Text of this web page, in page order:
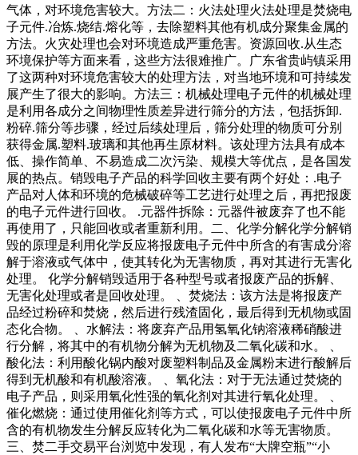
气体，对环境危害较大。方法二：火法处理火法处理是焚烧电
子元件.冶炼.烧结.熔化等，去除塑料其他有机成分聚集金属的
方法。火灾处理也会对环境造成严重危害。资源回收.从生态
环境保护等方面来看，这些方法很难推广。广东省贵屿镇采用
了这两种对环境危害较大的处理方法，对当地环境和可持续发
展产生了很大的影响。方法三：机械处理电子元件的机械处理
是利用各成分之间物理性质差异进行筛分的方法，包括拆卸.
粉碎.筛分等步骤，经过后续处理后，筛分处理的物质可分别
获得金属.塑料.玻璃和其他再生原材料。该处理方法具有成本
低、操作简单、不易造成二次污染、规模大等优点，是各国发
展的热点。销毁电子产品的科学回收主要有两个好处：.电子
产品对人体和环境的危械破碎等工艺进行处理之后，再把报废
的电子元件进行回收。 .元器件拆除：元器件被废弃了也不能
再使用了，只能回收或者重新利用。二、化学分解化学分解销
毁的原理是利用化学反应将报废电子元件中所含的有害成分溶
解于溶液或气体中，使其转化为无害物质，再对其进行无害化
处理。 化学分解销毁适用于各种型号或者报废产品的拆解、
无害化处理或者是回收处理。 、焚烧法：该方法是将报废产
品经过粉碎和焚烧，然后进行残渣固化，最后得到无机物或固
态化合物。 、水解法：将废弃产品用氢氧化钠溶液稀硝酸进
行分解，将其中的有机物分解为无机物及二氧化碳和水。 、
酸化法：利用酸化锅内酸对废塑料制品及金属粉末进行酸解后
得到无机酸和有机酸溶液。 、氧化法：对于无法通过焚烧的
电子产品，则采用氧化性强的氧化剂对其进行氧化处理。 、
催化燃烧：通过使用催化剂等方式，可以使报废电子元件中所
含的有机物发生分解反应转化为二氧化碳和水等无害物质。
三、焚二手交易平台浏览中发现，有人发布“大牌空瓶”“小